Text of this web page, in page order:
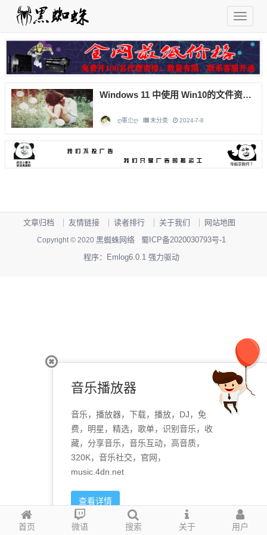
Windows 11 中使用 Win10的文件资源管理器！
ღ軍尐ღ 未分类 2024-7-8
首页 微语 搜索 关于 用户
文章归档 友情链接 读者排行 关于我们 网站地图
Copyright © 2020 黑蜘蛛网络
蜀ICP备2020030793号-1
程序：Emlog6.0.1 强力驱动
音乐播放器
音乐，播放器，下载，播放，DJ，免
费，明星，精选，歌单，识别音乐，收
藏，分享音乐，音乐互动，高音质，
320K，音乐社交，官网，
music.4dn.net
查看详情